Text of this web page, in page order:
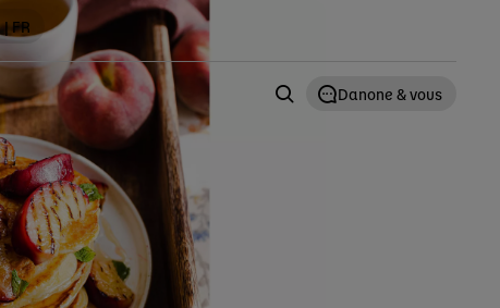
| FR
Danone & vous